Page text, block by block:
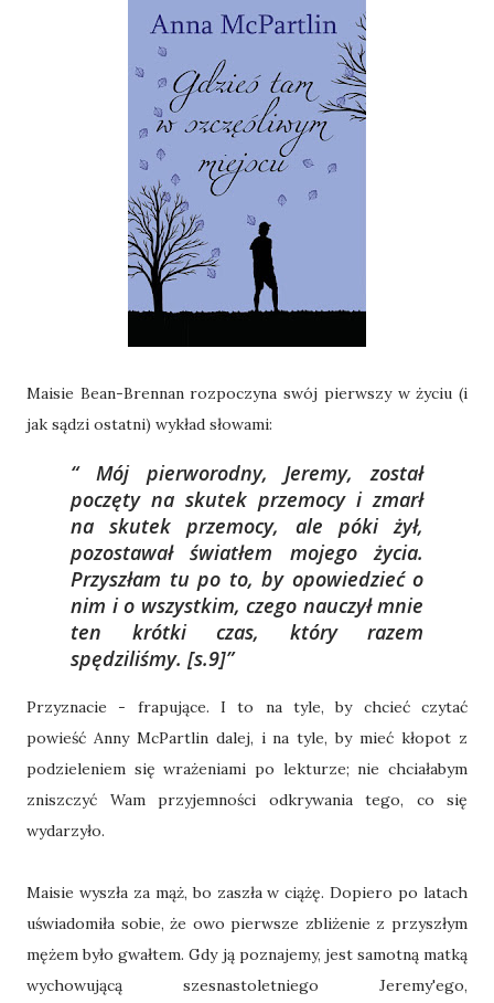
Maisie Bean-Brennan rozpoczyna swój pierwszy w życiu (i
jak sądzi ostatni) wykład słowami:
Mój pierworodny, Jeremy, został
poczęty na skutek przemocy i zmarł
na skutek przemocy, ale póki żył,
pozostawał światłem mojego życia.
Przyszłam tu po to, by opowiedzieć o
nim i o wszystkim, czego nauczył mnie
ten krótki czas, który razem
spędziliśmy. [s.9]
Przyznacie - frapujące. I to na tyle, by chcieć czytać
powieść Anny McPartlin dalej, i na tyle, by mieć kłopot z
podzieleniem się wrażeniami po lekturze; nie chciałabym
zniszczyć Wam przyjemności odkrywania tego, co się
wydarzyło.
Maisie wyszła za mąż, bo zaszła w ciążę. Dopiero po latach
uświadomiła sobie, że owo pierwsze zbliżenie z przyszłym
mężem było gwałtem. Gdy ją poznajemy, jest samotną matką
wychowującą szesnastoletniego Jeremy'ego,